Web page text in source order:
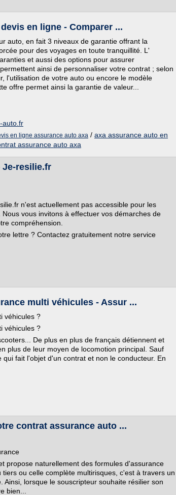
en ligne - Comparer ...
auto, en fait 3 niveaux de garantie offrant la
pour des voyages en toute tranquillité. L'
et aussi des options pour assurer
ainsi de personnaliser votre contrat ; selon
l'utilisation de votre auto ou encore le modèle
offre permet ainsi la garantie de valeur...
auto.fr
en ligne assurance auto axa / axa assurance auto en
assurance auto axa
Je-resilie.fr
n'est actuellement pas accessible pour les
vous invitons à effectuer vos démarches de
compréhension.
lettre ? Contactez gratuitement notre service
multi véhicules - Assur ...
véhicules ?
véhicules ?
De plus en plus de français détiennent et
plus de leur moyen de locomotion principal. Sauf
fait l'objet d'un contrat et non le conducteur. En
contrat assurance auto ...
propose naturellement des formules d'assurance
ou celle complète multirisques, c'est à travers un
lorsque le souscripteur souhaite résilier son
bien...